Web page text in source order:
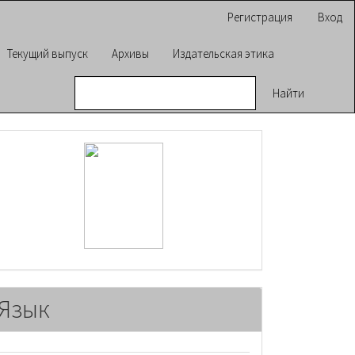
Регистрация Вход
Текущий выпуск Архивы Издательская этика
Найти